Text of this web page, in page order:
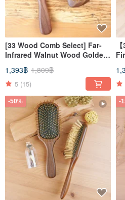
[33 Wood Comb Select] Far-
Infrared Walnut Wood Golden
Comb (Choice of Styles)
1,393฿ 1,809฿
5 (15)
-50% -